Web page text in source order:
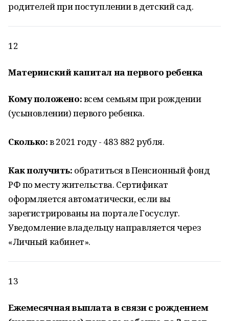
родителей при поступлении в детский сад.
12
Материнский капитал на первого ребенка
Кому положено:всем семьям при рождении
(усыновлении) первого ребенка.
Сколько:в 2021 году - 483 882 рубля.
Как получить: обратиться в Пенсионный фонд
РФ по месту жительства. Сертификат
оформляется автоматически, если вы
зарегистрированы на портале Госуслуг.
Уведомление владельцу направляется через
«Личный кабинет».
13
Ежемесячная выплата в связи с рождением